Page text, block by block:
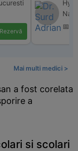
Rezervă
📅
Mai multi medici >
a fost corelata
a
si scolari